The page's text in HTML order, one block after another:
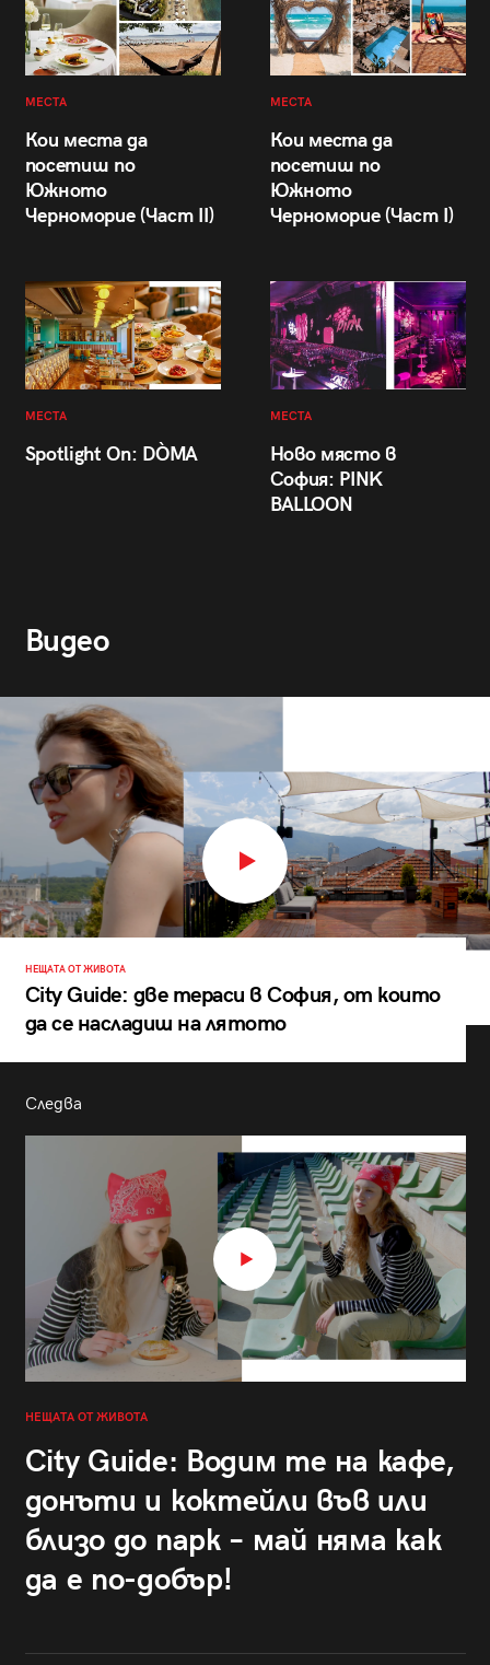
МЕСТА
Кои места да
посетиш по
Южното
Черноморие (Част II)
МЕСТА
Кои места да
посетиш по
Южното
Черноморие (Част I)
МЕСТА
Spotlight On: DÒMA
МЕСТА
Ново място в
София: PINK
BALLOON
Видео
НЕЩАТА ОТ ЖИВОТА
City Guide: две тераси в София, от които
да се насладиш на лятото
Следва
НЕЩАТА ОТ ЖИВОТА
City Guide: Водим те на кафе,
донъти и коктейли във или
близо до парк – май няма как
да е по-добър!